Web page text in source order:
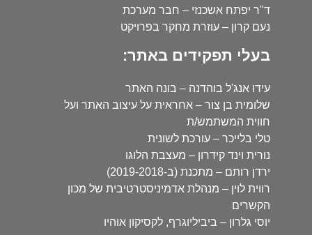
ד"ר יפתח אשכנזי – חבר מערכת
נעם קרון – עוזרת מחקר בפרויקט
בעלי תפקידים באתר:
עידו אנג'ל בוהדנה – בונה האתר
שלומית בן צור – אחראית על עיצוב האתר ועל
חווית המשתמש/ת
טלי בלייכר – עורכת לשונית
נורית וינד קידרון – מעצבת הלוגו
ירדן רותם – מתכנת (ב-2019-2018)
רווית לוין – מנהלת אדמיניסטרטיבית של מכון
הקשרים
יוסי גלרון – ביביליוגרף, לקסיקון אוהיו